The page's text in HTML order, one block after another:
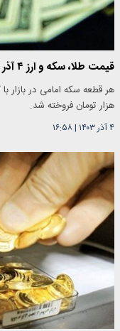
قیمت طلا، سکه و ارز ۴ آذر ۱۴۰۳؛ سکه یک کانال سقوط کرد
هزار تومان فروخته شد.
۴ آذر ۱۴۰۳ |۱۶:۵۸